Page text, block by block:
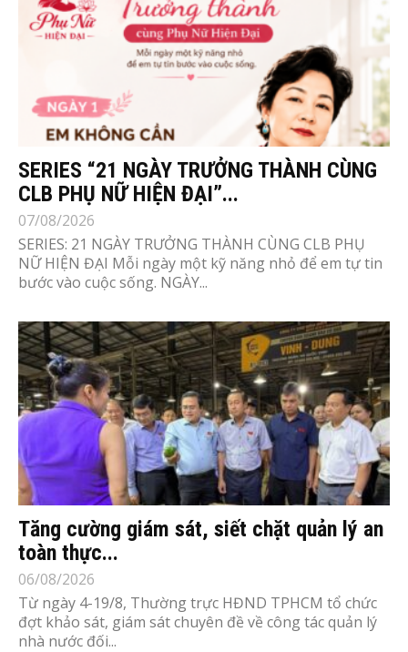
SERIES “21 NGÀY TRƯỞNG THÀNH CÙNG
CLB PHỤ NỮ HIỆN ĐẠI”...
07/08/2026
SERIES: 21 NGÀY TRƯỞNG THÀNH CÙNG CLB PHỤ
NỮ HIỆN ĐẠI Mỗi ngày một kỹ năng nhỏ để em tự tin
bước vào cuộc sống. NGÀY...
Tăng cường giám sát, siết chặt quản lý an
toàn thực...
06/08/2026
Từ ngày 4-19/8, Thường trực HĐND TPHCM tổ chức
đợt khảo sát, giám sát chuyên đề về công tác quản lý
nhà nước đối...